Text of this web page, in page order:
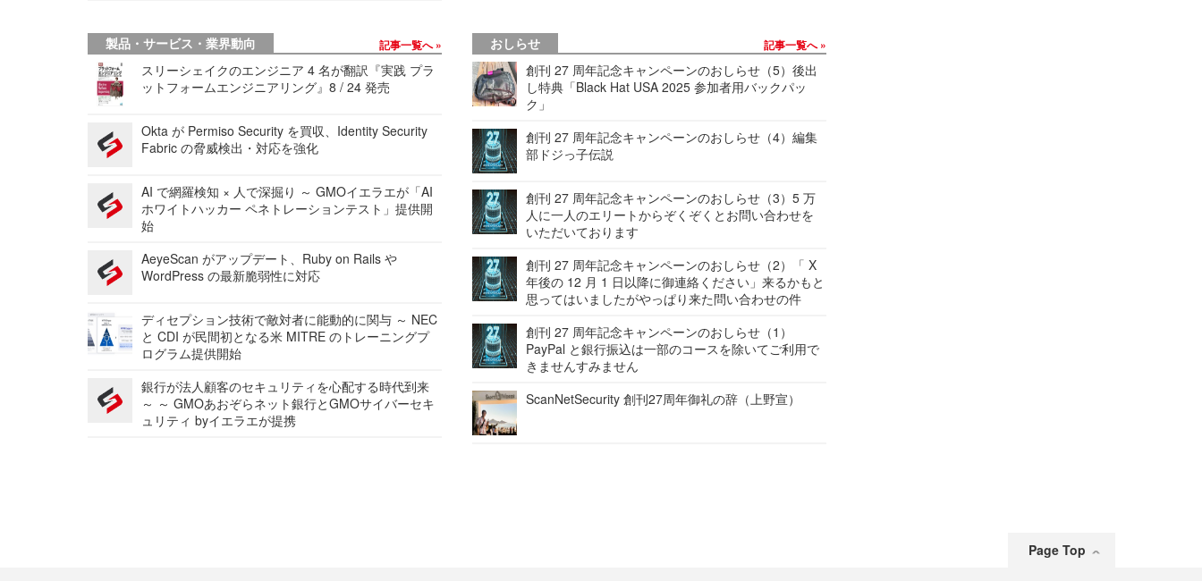
製品・サービス・業界動向 記事一覧へ
スリーシェイクのエンジニア 4 名が翻訳『実践 プラ
ットフォームエンジニアリング』8 / 24 発売
Okta が Permiso Security を買収、Identity Security
Fabric の脅威検出・対応を強化
AI で網羅検知 × 人で深掘り ～ GMOイエラエが「AI
ホワイトハッカー ペネトレーションテスト」提供開
始
AeyeScan がアップデート、Ruby on Rails や
WordPress の最新脆弱性に対応
ディセプション技術で敵対者に能動的に関与 ～ NEC
と CDI が民間初となる米 MITRE のトレーニングプ
ログラム提供開始
銀行が法人顧客のセキュリティを心配する時代到来
～ ～ GMOあおぞらネット銀行とGMOサイバーセキ
ュリティ byイエラエが提携
おしらせ 記事一覧へ
創刊 27 周年記念キャンペーンのおしらせ（5）後出
し特典「Black Hat USA 2025 参加者用バックパッ
ク」
創刊 27 周年記念キャンペーンのおしらせ（4）編集
部ドジっ子伝説
創刊 27 周年記念キャンペーンのおしらせ（3）5 万
人に一人のエリートからぞくぞくとお問い合わせを
いただいております
創刊 27 周年記念キャンペーンのおしらせ（2）「 X
年後の 12 月 1 日以降に御連絡ください」来るかもと
思ってはいましたがやっぱり来た問い合わせの件
創刊 27 周年記念キャンペーンのおしらせ（1）
PayPal と銀行振込は一部のコースを除いてご利用で
きませんすみません
ScanNetSecurity 創刊27周年御礼の辞（上野宣）
Page Top